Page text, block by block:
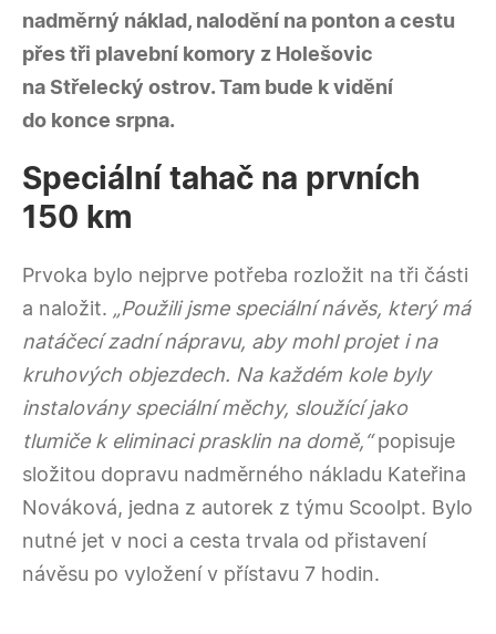
nadměrný náklad, nalodění na ponton a cestu
přes tři plavební komory z Holešovic
na Střelecký ostrov. Tam bude k vidění
do konce srpna.
Speciální tahač na prvních
150 km
Prvoka bylo nejprve potřeba rozložit na tři části
a naložit. „Použili jsme speciální návěs, který má
natáčecí zadní nápravu, aby mohl projet i na
kruhových objezdech. Na každém kole byly
instalovány speciální měchy, sloužící jako
tlumiče k eliminaci prasklin na domě,“popisuje
složitou dopravu nadměrného nákladu Kateřina
Nováková, jedna z autorek z týmu Scoolpt. Bylo
nutné jet v noci a cesta trvala od přistavení
návěsu po vyložení v přístavu 7 hodin.